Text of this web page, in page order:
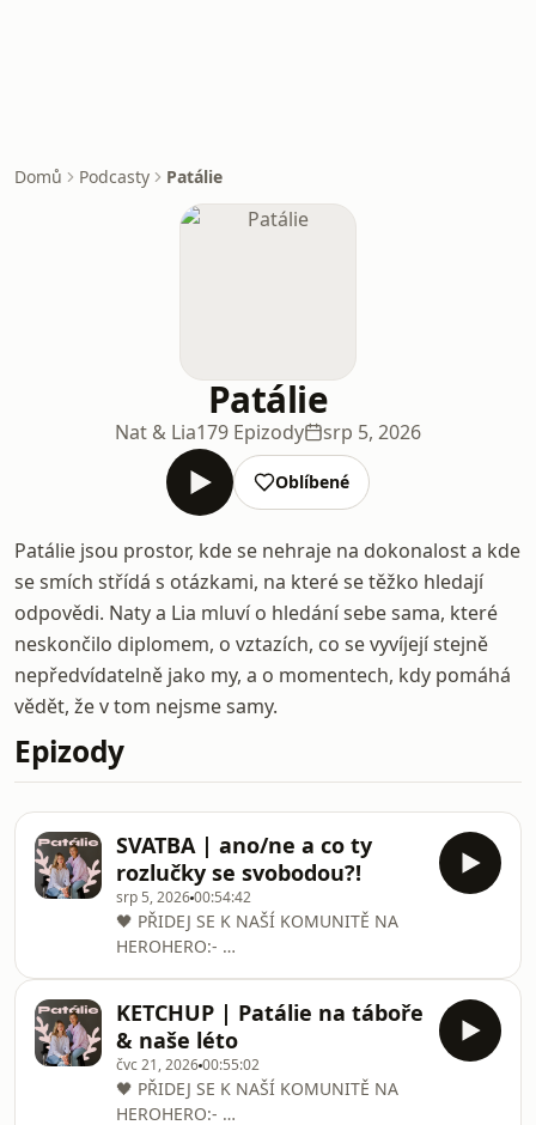
Domů Podcasty Patálie
Patálie
Nat & Lia179 Epizody srp 5, 2026
Oblíbené
Patálie jsou prostor, kde se nehraje na dokonalost a kde
se smích střídá s otázkami, na které se těžko hledají
odpovědi. Naty a Lia mluví o hledání sebe sama, které
neskončilo diplomem, o vztazích, co se vyvíjejí stejně
nepředvídatelně jako my, a o momentech, kdy pomáhá
vědět, že v tom nejsme samy.
Epizody
SVATBA | ano/ne a co ty
rozlučky se svobodou?!
srp 5, 202600:54:42
🖤 PŘIDEJ SE K NAŠÍ KOMUNITĚ NA
HEROHERO:- ⁠⁠
https://aktin.cz/?
(a nezapomeň do košíčku přihodit kód
PATALIE)🎙 Měly jsme v plánu epizodu
KETCHUP | Patálie na táboře
& naše léto
čvc 21, 202600:55:02
🖤 PŘIDEJ SE K NAŠÍ KOMUNITĚ NA
HEROHERO:- ⁠⁠